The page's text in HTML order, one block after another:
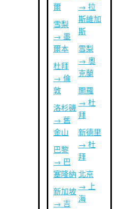
爾
雪梨
→ 墨
爾本
杜拜
→ 倫
敦
洛杉磯
→ 舊
金山
巴黎
→ 巴
塞隆納
新加坡
→ 吉
→ 拉
斯維加
斯
雪梨
→ 奧
克蘭
開羅
→ 杜
拜
新德里
→ 杜
拜
北京
→ 上
海